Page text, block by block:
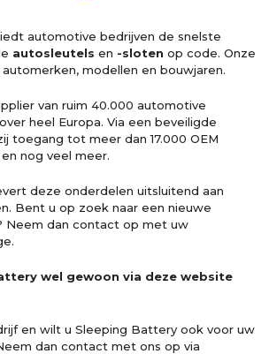
automotive bedrijven de snelste
autosleutels en -sloten op code. Onze
modellen en bouwjaren.
van ruim 40.000 automotive
heel Europa. Via een beveiligde
toegang tot meer dan 17.000 OEM
nog veel meer.
deze onderdelen uitsluitend aan
Bent u op zoek naar een nieuwe
Neem dan contact op met uw
wel gewoon via deze website
en wilt u Sleeping Battery ook voor uw
dan contact met ons op via